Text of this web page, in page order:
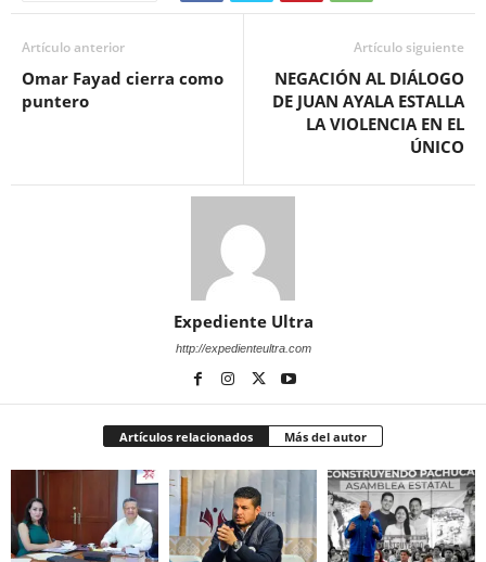
Artículo anterior
Omar Fayad cierra como
puntero
Artículo siguiente
NEGACIÓN AL DIÁLOGO
DE JUAN AYALA ESTALLA
LA VIOLENCIA EN EL
ÚNICO
Expediente Ultra
http://expedienteultra.com
Artículos relacionados Más del autor